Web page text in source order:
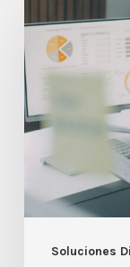
Soluciones
Analytics:
El
Dashboard
como
Cockpit
en
Tiempo
Real